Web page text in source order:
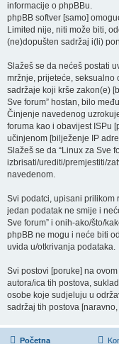
informacije o phpBBu.
phpBB softver [samo]
Limited nije, niti može biti,
(ne)dopušten sadržaj i(li)
Slažeš se da nećeš postati
mržnje, prijeteće, seksualno
sadržaje koji krše zakon(e)
Sve forum” hostan, bilo
Činjenje navedenog
foruma kao i obavijest ISPu
učinjenom [bilježenje IP
Slažeš se da “Linux za Sve
izbrisati/urediti/premjestiti/
navedenom.
Svi podatci, upisani prilikom
jedan podatak ne smije i
Sve forum” i onih-ako/što/
phpBB ne mogu i neće biti
uvida u/otkrivanja podataka.
Svi postovi [poruke] na
autora/ica tih postova,
osobe koje sudjeluju u
sadržaj tih postova
Početna